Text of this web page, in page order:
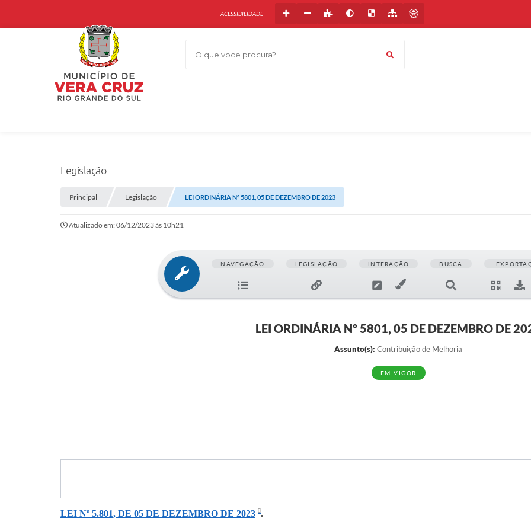
O que voce procura?
ACESSIBILIDADE
Legislação
Principal Legislação LEI ORDINÁRIA Nº 5801, 05 DE DEZEMBRO DE 2023
Atualizado em: 06/12/2023 às 10h21
NAVEGAÇÃO LEGISLAÇÃO INTERAÇÃO BUSCA
LEI ORDINÁRIA Nº 5801, 05 DE DEZEMBRO DE
Assunto(s): Contribuição de Melhoria
EM VIGOR
LEI Nº 5.801, DE 05 DE DEZEMBRO DE 2023 .